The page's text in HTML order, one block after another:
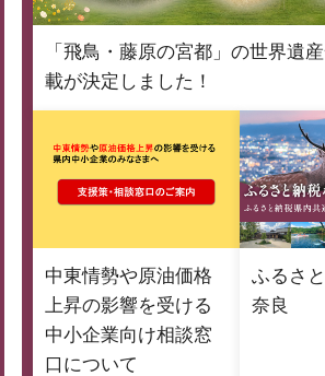
「飛鳥・藤原の宮都」の世界遺
載が決定しました！
中東情勢や原油価格
上昇の影響を受ける
中小企業向け相談窓
口について
ふるさ
奈良